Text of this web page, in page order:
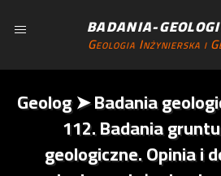
BADANIA-
Geologia Inżynierska i
Geolog ➤ Badania
112. Badania
geologiczne. Opinia i